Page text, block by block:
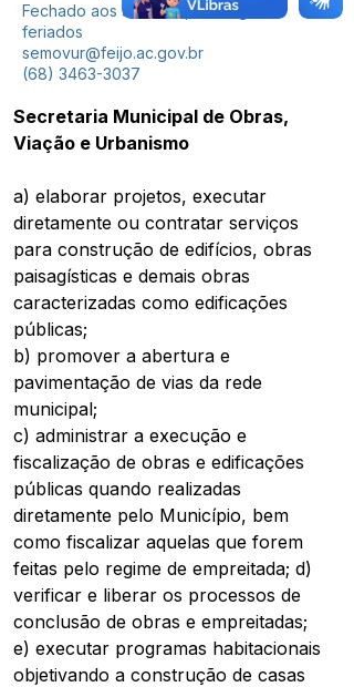
Fechado aos sábados, domingos e
feriados
semovur@feijo.ac.gov.br
(68) 3463-3037
Secretaria Municipal de Obras,
Viação e Urbanismo
a) elaborar projetos, executar
diretamente ou contratar serviços
para construção de edifícios, obras
paisagísticas e demais obras
caracterizadas como edificações
públicas;
b) promover a abertura e
pavimentação de vias da rede
municipal;
c) administrar a execução e
fiscalização de obras e edificações
públicas quando realizadas
diretamente pelo Município, bem
como fiscalizar aquelas que forem
feitas pelo regime de empreitada; d)
verificar e liberar os processos de
conclusão de obras e empreitadas;
e) executar programas habitacionais
objetivando a construção de casas